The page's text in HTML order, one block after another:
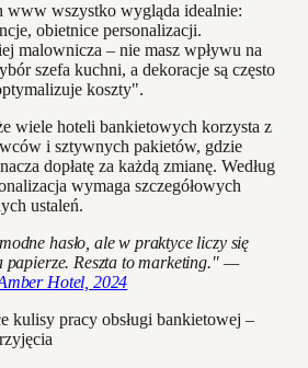
www wszystko wygląda idealnie:
obietnice personalizacji.
malownicza – nie masz wpływu na
szefa kuchni, a dekoracje są często
koszty".
wiele hoteli bankietowych korzysta z
i sztywnych pakietów, gdzie
dopłatę za każdą zmianę. Według
wymaga szczegółowych
ustaleń.
hasło, ale w praktyce liczy się
papierze. Reszta to marketing." —
Hotel, 2024